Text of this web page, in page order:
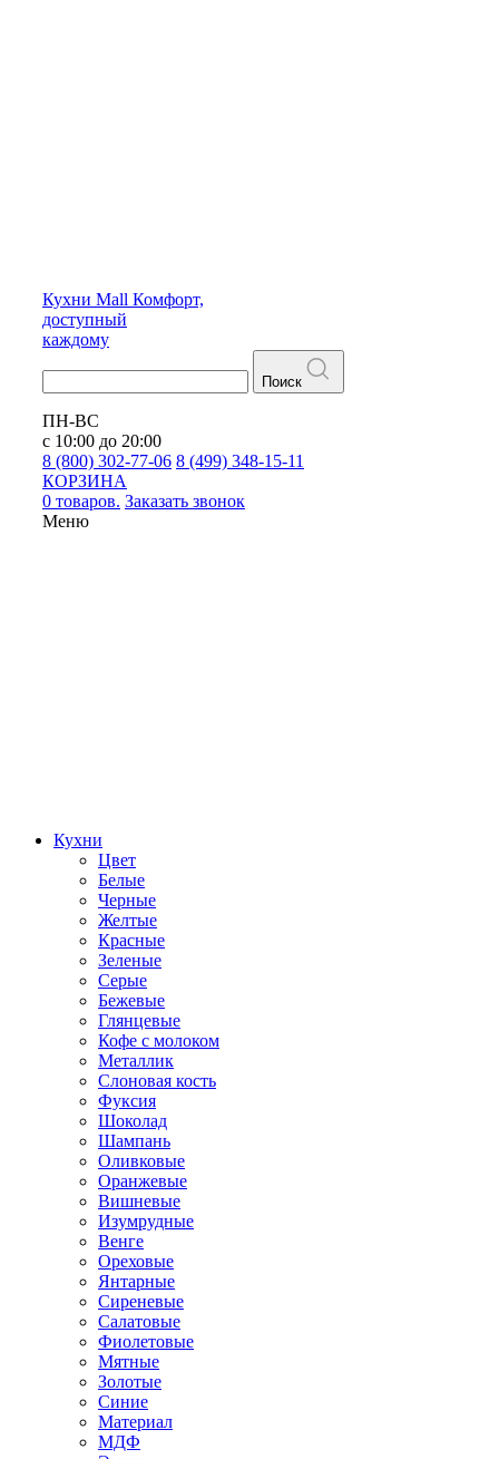
Кухни Mall Комфорт,
доступный
каждому
Поиск
ПН-ВС
с 10:00 до 20:00
8 (800) 302-77-06 8 (499) 348-15-11
КОРЗИНА
0 товаров. Заказать звонок
Меню
Кухни
Цвет
Белые
Черные
Желтые
Красные
Зеленые
Серые
Бежевые
Глянцевые
Кофе с молоком
Металлик
Слоновая кость
Фуксия
Шоколад
Шампань
Оливковые
Оранжевые
Вишневые
Изумрудные
Венге
Ореховые
Янтарные
Сиреневые
Салатовые
Фиолетовые
Мятные
Золотые
Синие
Материал
МДФ